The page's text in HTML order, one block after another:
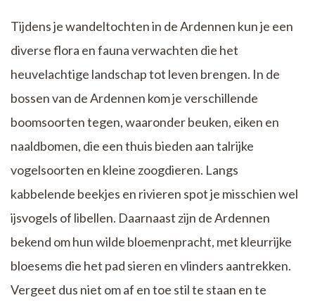
Tijdens je wandeltochten in de Ardennen kun je een
diverse flora en fauna verwachten die het
heuvelachtige landschap tot leven brengen. In de
bossen van de Ardennen kom je verschillende
boomsoorten tegen, waaronder beuken, eiken en
naaldbomen, die een thuis bieden aan talrijke
vogelsoorten en kleine zoogdieren. Langs
kabbelende beekjes en rivieren spot je misschien wel
ijsvogels of libellen. Daarnaast zijn de Ardennen
bekend om hun wilde bloemenpracht, met kleurrijke
bloesems die het pad sieren en vlinders aantrekken.
Vergeet dus niet om af en toe stil te staan en te